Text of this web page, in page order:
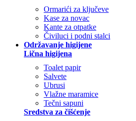
Ormarići za ključeve
Kase za novac
Kante za otpatke
Čiviluci i podni stalci
Održavanje higijene
Lična higijena
Toalet papir
Salvete
Ubrusi
Vlažne maramice
Tečni sapuni
Sredstva za čišćenje